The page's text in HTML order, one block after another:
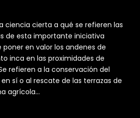
ciencia cierta a qué se refieren las
de esta importante iniciativa
en valor los andenes de
inca en las proximidades de
refieren a la conservación del
sí o al rescate de las terrazas de
agrícola...